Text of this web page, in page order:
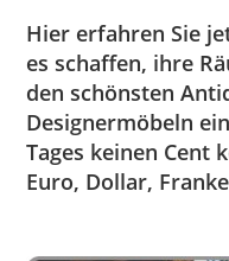
Hier erfahren Sie
es schaffen, ihre
den schönsten
Designermöbeln
Tages keinen Cent
Euro, Dollar,